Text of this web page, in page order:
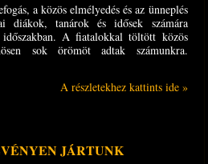
a közös elmélyedés és az ünneplés
diákok, tanárok és idősek számára
időszakban. A fiatalokkal töltött közös
sok örömöt adtak számunkra.
A részletekhez kattints ide »
JÁRTUNK